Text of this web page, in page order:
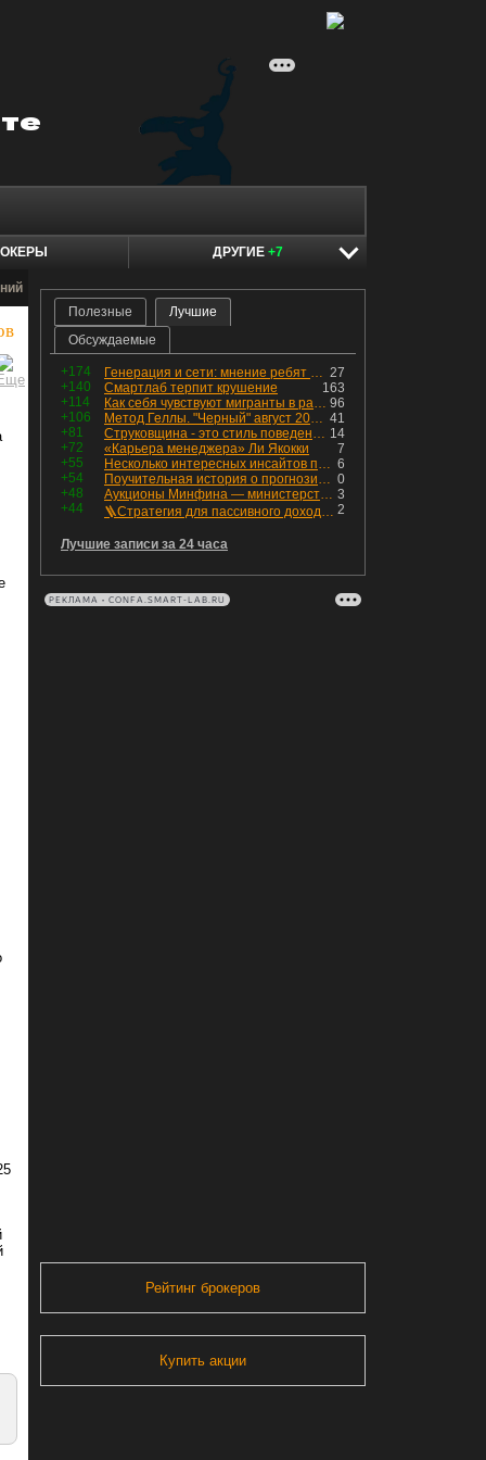
ДРУГИЕ +7
Полезные
Лучшие
Обсуждаемые
+174 27
Генерация и сети: мнение ребят из индустрии
+140
163
Смартлаб терпит крушение
+114
96
Как себя чувствуют мигранты в раю, в который они так стремились
+106
41
Метод Геллы. "Черный" август 2026 - быть или не быть?
+81
14
Струковщина - это стиль поведения, известный всем в секторе золотодобычи.
+72
7
«Карьера менеджера» Ли Якокки
+55
6
Несколько интересных инсайтов по "Озону"
+54
0
Поучительная история о прогнозировании
+48
3
Аукционы Минфина — министерство всё ещё не придумало "лекарство" для рынка ОФЗ. Ликвидности банкам не хватает это по РЕПО аукционам!
+44
2
🪜Стратегия для пассивного дохода: Лестница облигаций
Лучшие записи за 24 часа
РЕКЛАМА • CONFA.SMART-LAB.RU
Рейтинг брокеров
Купить акции